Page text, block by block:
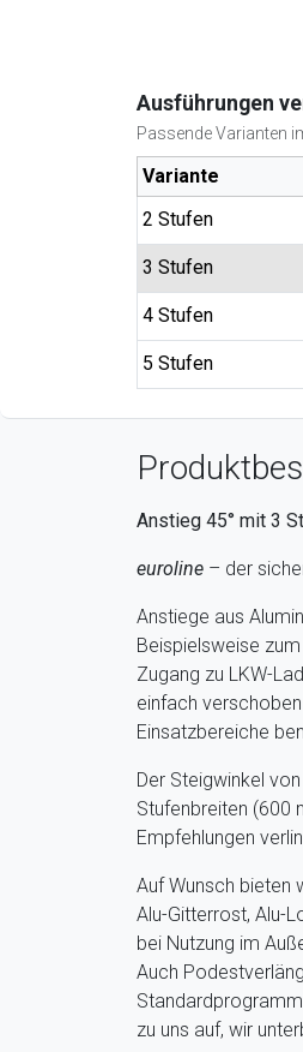
Ausführungen
Passende Varianten
Variante
2 Stufen
3 Stufen
4 Stufen
5 Stufen
Anstieg 45° mit 3
euroline – der
Anstiege aus
Beispielsweise
Zugang zu LKW-
einfach
Einsatzbereiche
Der Steigwinkel
Stufenbreiten (600
Empfehlungen
Auf Wunsch bieten
Alu-Gitterrost, Alu-
bei Nutzung im
Auch
zu uns auf, wir